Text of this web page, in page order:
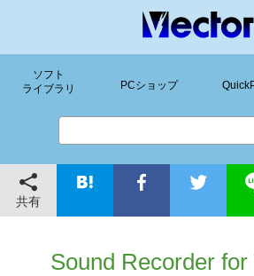
ソフト
ライブラリ
PCショップ
共有
Sound Recorder